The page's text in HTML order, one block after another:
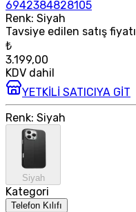
6942384828105
Renk: Siyah
Tavsiye edilen satış fiyatı
₺
3.199,00
KDV dahil
YETKİLİ SATICIYA GİT
Renk: Siyah
Siyah
Kategori
Telefon Kılıfı